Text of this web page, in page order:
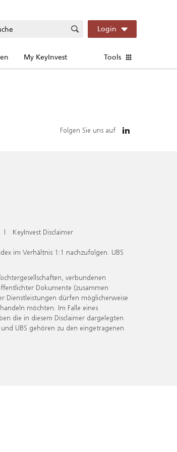
Login
My KeyInvest Tools
Folgen Sie uns auf
| KeyInvest Disclaimer
im Verhältnis 1:1 nachzufolgen. UBS
verbundenen
Dokumente (zusammen
Dienstleistungen dürfen möglicherweise
möchten. Im Falle eines
die in diesem Disclaimer dargelegten
UBS gehören zu den eingetragenen